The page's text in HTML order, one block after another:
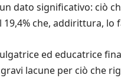
dato significativo: ciò
che, addirittura, lo
ed educatrice
lacune per ciò che